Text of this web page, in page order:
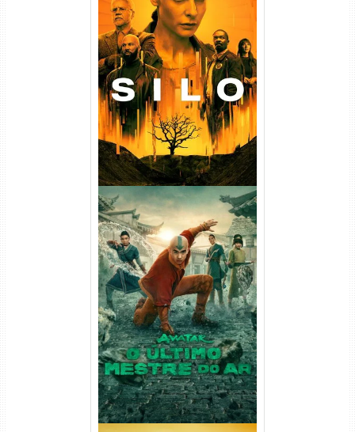
Silo 1ª Temporada Torrent
(2023) WEB-DL
720p/1080p/4K Dual Áudio
Avatar: O Último Mestre do
Ar 2ª Temporada Torrent
(2026) WEB-DL 1080p Dual
Áudio